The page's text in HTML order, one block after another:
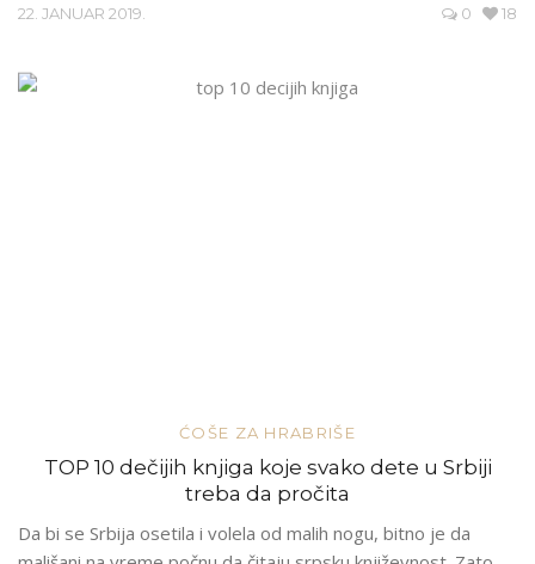
22. JANUAR 2019. 0 18
ĆOŠE ZA HRABRIŠE
TOP 10 dečijih knjiga koje svako dete u Srbiji
treba da pročita
Da bi se Srbija osetila i volela od malih nogu, bitno je da